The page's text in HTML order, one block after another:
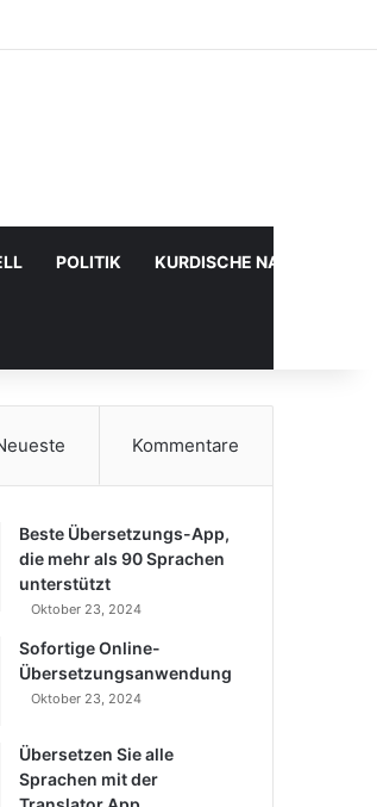
POLITIK KURDISCHE
Kommentare
Beste Übersetzungs-App,
die mehr als 90 Sprachen
unterstützt
Oktober 23, 2024
Sofortige Online-
Übersetzungsanwendung
Oktober 23, 2024
Übersetzen Sie alle
Sprachen mit der